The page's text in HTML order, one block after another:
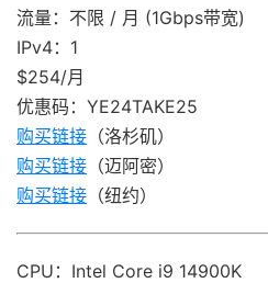
流量：不限 / 月 (1Gbps带宽)
IPv4：1
$254/月
优惠码：YE24TAKE25
购买链接 （洛杉矶）
购买链接 （迈阿密）
购买链接 （纽约）
CPU：Intel Core i9 14900K